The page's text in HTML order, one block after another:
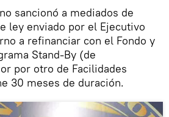
sancionó a mediados de
ley enviado por el Ejecutivo
a refinanciar con el Fondo y
Stand-By (de
por otro de Facilidades
30 meses de duración.